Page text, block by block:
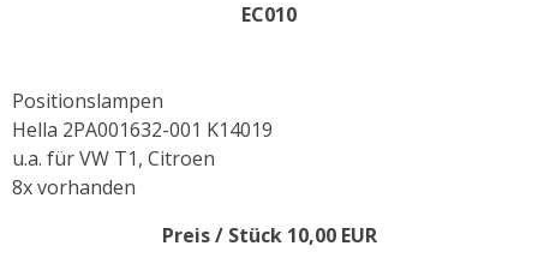
EC010
Positionslampen
Hella 2PA001632-001 K14019
u.a. für VW T1, Citroen
8x vorhanden
Preis / Stück 10,00 EUR